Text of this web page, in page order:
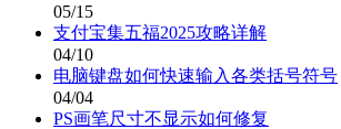
05/15
支付宝集五福2025攻略详解
04/10
电脑键盘如何快速输入各类括号符号
04/04
PS画笔尺寸不显示如何修复